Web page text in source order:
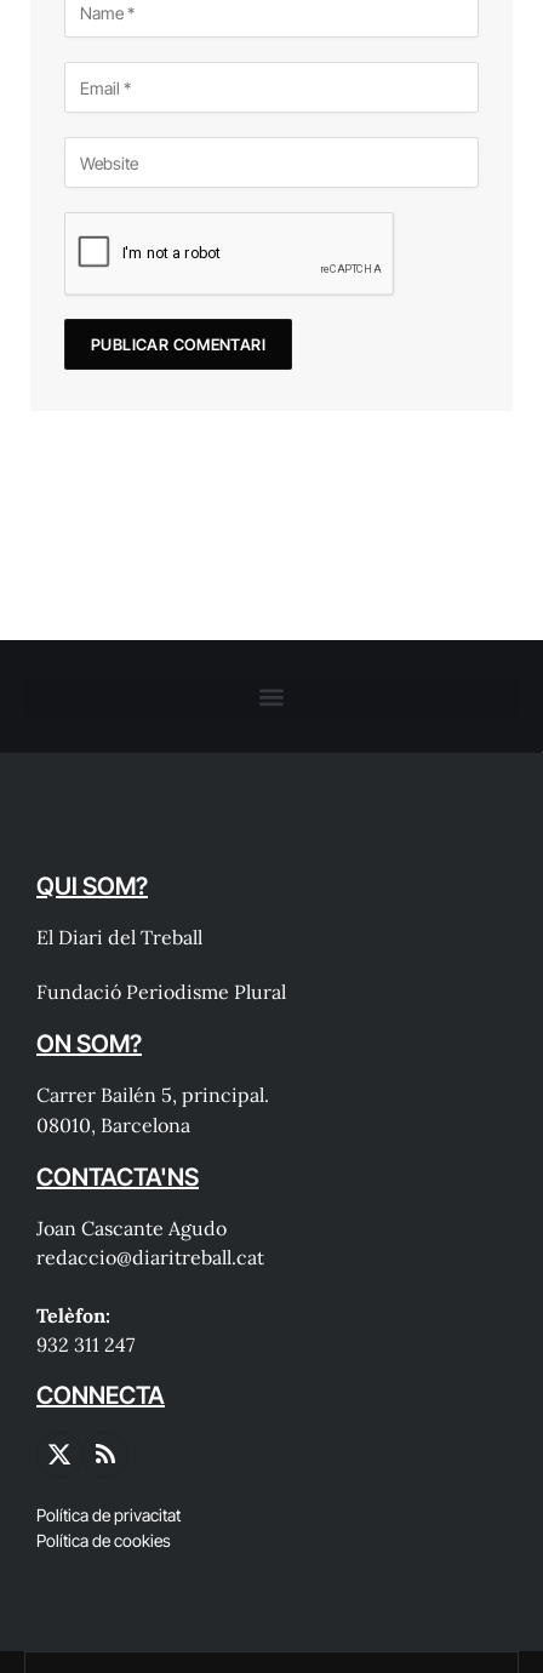
QUI SOM?
El Diari del Treball
Fundació Periodisme Plural
ON SOM?
Carrer Bailén 5, principal.
08010, Barcelona
CONTACTA'NS
Joan Cascante Agudo
redaccio@diaritreball.cat
Telèfon:
932 311 247
CONNECTA
X
RSS
Política de privacitat
Política de cookies